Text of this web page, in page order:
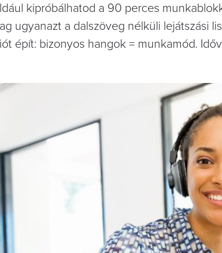
kipróbálhatod a 90 perces
ugyanazt a dalszöveg nélküli lejátszási
épít: bizonyos hangok = munkamód.